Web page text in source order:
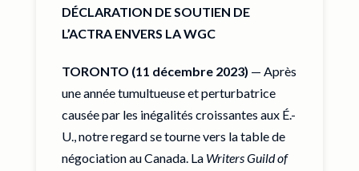
DÉCLARATION DE SOUTIEN DE
L’ACTRA ENVERS LA WGC
TORONTO (11 décembre 2023) — Après
une année tumultueuse et perturbatrice
causée par les inégalités croissantes aux É.-
U., notre regard se tourne vers la table de
négociation au Canada. La Writers Guild of